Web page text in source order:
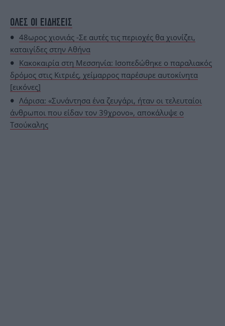
ΟΛΕΣ ΟΙ ΕΙΔΗΣΕΙΣ
48ωρος χιονιάς -Σε αυτές τις περιοχές θα χιονίζει,
καταιγίδες στην Αθήνα
Κακοκαιρία στη Μεσσηνία: Ισοπεδώθηκε ο παραλιακός
δρόμος στις Κιτριές, χείμαρρος παρέσυρε αυτοκίνητα
[εικόνες]
Λάρισα: «Συνάντησα ένα ζευγάρι, ήταν οι τελευταίοι
άνθρωποι που είδαν τον 39χρονο», αποκάλυψε ο
Τσούκαλης